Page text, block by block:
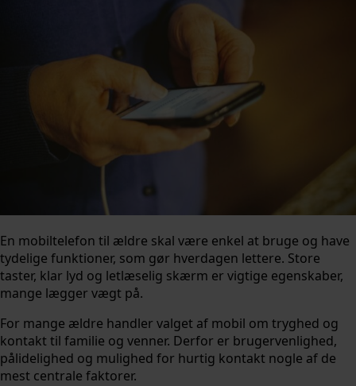
En mobiltelefon til ældre skal være enkel at bruge og have
tydelige funktioner, som gør hverdagen lettere. Store
taster, klar lyd og letlæselig skærm er vigtige egenskaber,
mange lægger vægt på.
For mange ældre handler valget af mobil om tryghed og
kontakt til familie og venner. Derfor er brugervenlighed,
pålidelighed og mulighed for hurtig kontakt nogle af de
mest centrale faktorer.